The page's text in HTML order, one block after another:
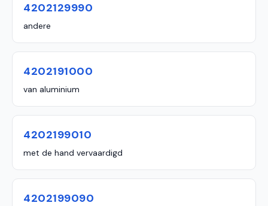
4202129990
andere
4202191000
van aluminium
4202199010
met de hand vervaardigd
4202199090